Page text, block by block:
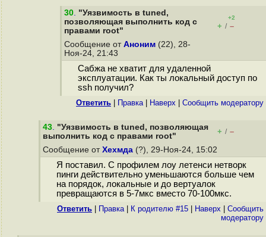
30. "Уязвимость в tuned,
позволяющая выполнить код с
правами root"
+2
+ / –
Сообщение от Аноним (22), 28-
Ноя-24, 21:43
Сабжа не хватит для удаленной
эксплуатации. Как ты локальный доступ по
ssh получил?
Ответить Правка| Наверх Cообщить модератору
43. "Уязвимость в tuned, позволяющая
выполнить код с правами root"
+ / –
Сообщение от Хехмда (?), 29-Ноя-24, 15:02
Я поставил. С профилем лоу летенси нетворк
пинги действительно уменьшаются больше чем
на порядок, локальные и до вертуалок
превращаются в 5-7мкс вместо 70-100мкс.
Ответить Правка| К родителю #15 Наверх
Cообщить
модератору